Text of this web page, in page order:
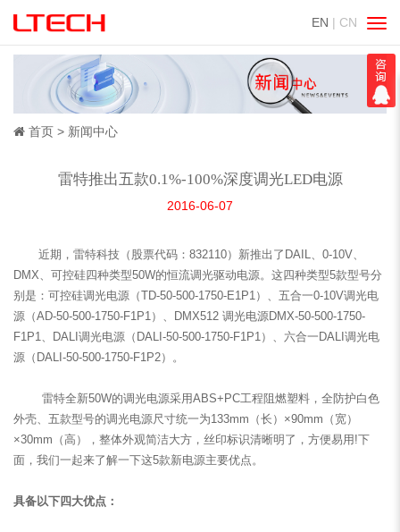
EN | CN
切
换
导
航
首页 新闻中心
雷特推出五款0.1%-100%深度调光LED电源
2016-06-07
近期，雷特科技（股票代码：832110）新推出了DAIL、0-10V、
DMX、可控硅四种类型50W的恒流调光驱动电源。这四种类型5款型号分
别是：可控硅调光电源（TD-50-500-1750-E1P1）、五合一0-10V调光电
源（AD-50-500-1750-F1P1）、DMX512 调光电源DMX-50-500-1750-
F1P1、DALI调光电源（DALI-50-500-1750-F1P1）、六合一DALI调光电
源（DALI-50-500-1750-F1P2）。
雷特全新50W的调光电源采用ABS+PC工程阻燃塑料，全防护白色
外壳、五款型号的调光电源尺寸统一为133mm（长）×90mm（宽）
×30mm（高），整体外观简洁大方，丝印标识清晰明了，方便易用!下
面，我们一起来了解一下这5款新电源主要优点。
具备以下 四 大优点 ：